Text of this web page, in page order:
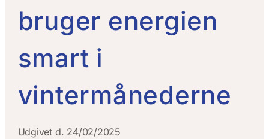
bruger energien
smart i
vintermånederne
Udgivet d. 24/02/2025